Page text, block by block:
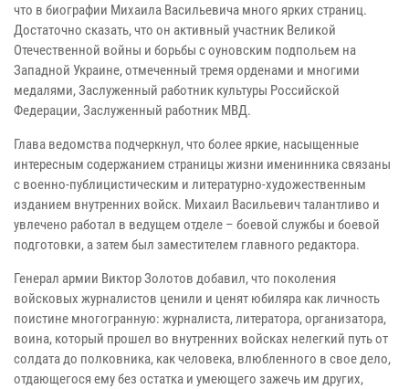
что в биографии Михаила Васильевича много ярких страниц.
Достаточно сказать, что он активный участник Великой
Отечественной войны и борьбы с оуновским подпольем на
Западной Украине, отмеченный тремя орденами и многими
медалями, Заслуженный работник культуры Российской
Федерации, Заслуженный работник МВД.
Глава ведомства подчеркнул, что более яркие, насыщенные
интересным содержанием страницы жизни именинника связаны
с военно-публицистическим и литературно-художественным
изданием внутренних войск. Михаил Васильевич талантливо и
увлечено работал в ведущем отделе – боевой службы и боевой
подготовки, а затем был заместителем главного редактора.
Генерал армии Виктор Золотов добавил, что поколения
войсковых журналистов ценили и ценят юбиляра как личность
поистине многогранную: журналиста, литератора, организатора,
воина, который прошел во внутренних войсках нелегкий путь от
солдата до полковника, как человека, влюбленного в свое дело,
отдающегося ему без остатка и умеющего зажечь им других,